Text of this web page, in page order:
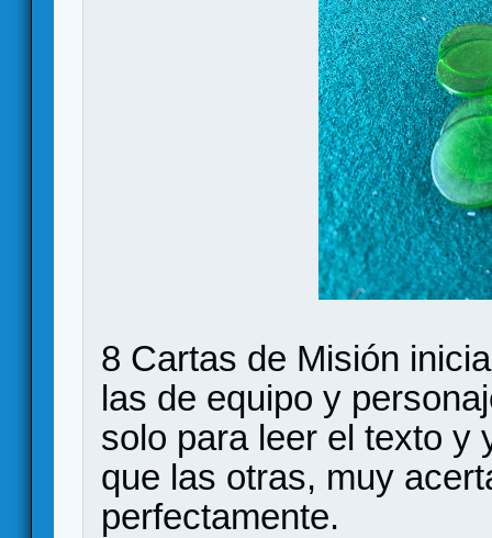
8 Cartas de Misión
las de equipo y
solo para leer el texto y
que las otras, muy
perfectamente.